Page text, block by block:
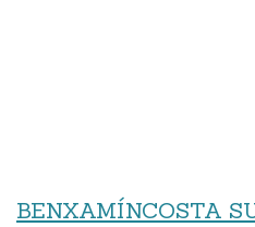
BENXAMÍNCOSTA